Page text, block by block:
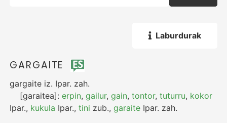
Laburdurak
GARGAITE
gargaite iz. Ipar. zah.
[garaitea]:erpin,gailur,gain,tontor,tuturru, kokor
Ipar., kukula Ipar.,tini zub.,garaite Ipar. zah.